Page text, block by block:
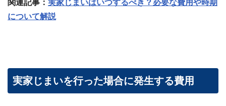
関連記事： 実家じまいはいつするべき？必要な費用や時期
について解説
実家じまいを行った場合に発生する費用